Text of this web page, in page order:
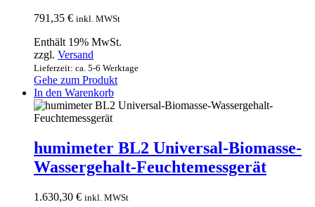
791,35 € inkl. MWSt
Enthält 19% MwSt.
zzgl. Versand
Lieferzeit: ca. 5-6 Werktage
Gehe zum Produkt
In den Warenkorb
humimeter BL2 Universal-Biomasse-
Wassergehalt-Feuchtemessgerät
1.630,30 € inkl. MWSt